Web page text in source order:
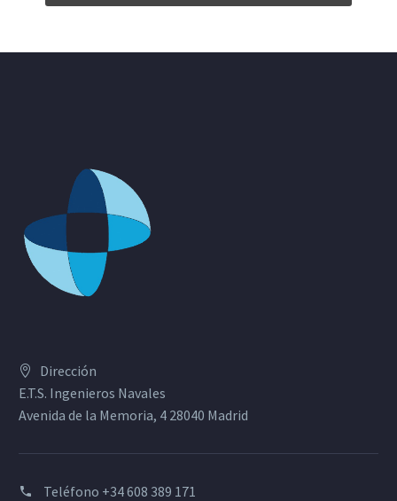
Dirección
E.T.S. Ingenieros Navales
Avenida de la Memoria, 4 28040 Madrid
Teléfono +34 608 389 171